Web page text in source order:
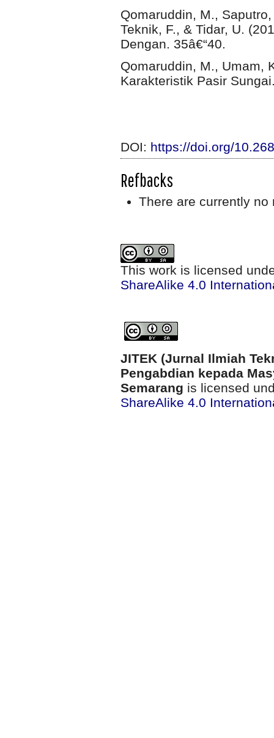
Qomaruddin, M.,
Teknik, F., & Tidar, U.
Dengan. 35â€“40.
Qomaruddin, M., Umam,
Karakteristik Pasir
DOI: https://doi.org/
Refbacks
There are currently no
This work is licensed
ShareAlike 4.0
JITEK (Jurnal Ilmiah
Pengabdian kepada
Semarang is licensed
ShareAlike 4.0